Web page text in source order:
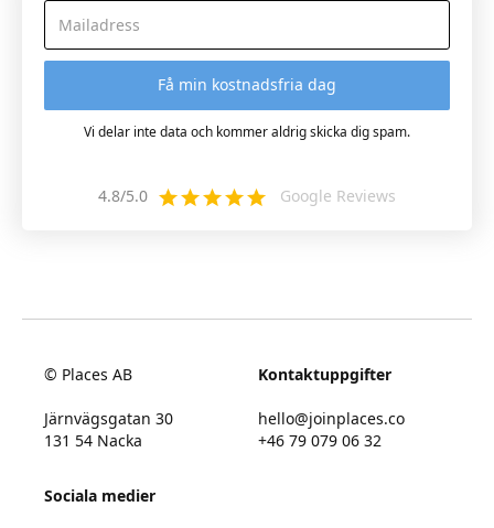
Vi delar inte data och kommer aldrig skicka dig spam.
4.8/5.0 Google Reviews
© Places AB
Järnvägsgatan 30
131 54 Nacka
Kontaktuppgifter
hello@joinplaces.co
+46 79 079 06 32
Sociala medier